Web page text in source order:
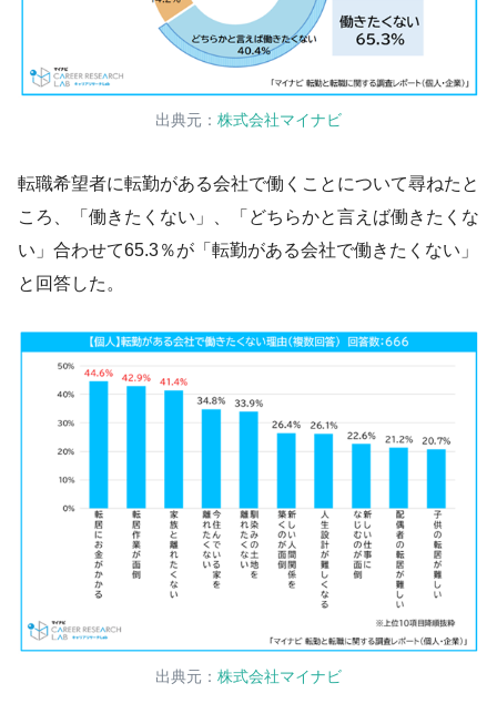
出典元： 株式会社マイナビ
転職希望者に転勤がある会社で働くことについて尋ねたと
ころ、「働きたくない」、「どちらかと言えば働きたくな
い」合わせて65.3％が「転勤がある会社で働きたくない」
と回答した。
出典元： 株式会社マイナビ